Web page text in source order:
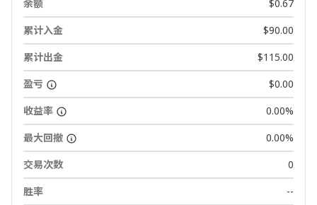
余额
$0.67
累计入金
$90.00
累计出金
$115.00
盈亏
$0.00
收益率
0.00%
最大回撤
0.00%
交易次数
0
胜率
--